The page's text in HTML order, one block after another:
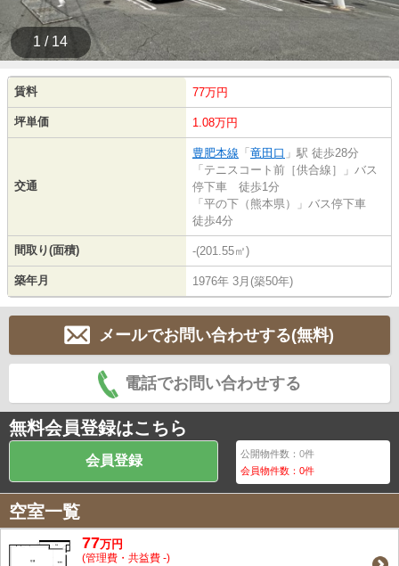
1 / 14
賃料 77万円
坪単価 1.08万円
交通
豊肥本線 「 竜田口 」駅 徒歩28分
「テニスコート前［供合線］」バス
停下車 徒歩1分
「平の下（熊本県）」バス停下車
徒歩4分
間取り(面積) -(201.55㎡)
築年月 1976年 3月(築50年)
メールでお問い合わせする(無料)
電話でお問い合わせする
無料会員登録はこちら
会員登録 公開物件数：0件
会員物件数：0件
空室一覧
77万円
(管理費・共益費 -)